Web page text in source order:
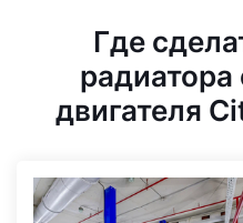
Где
двигателя